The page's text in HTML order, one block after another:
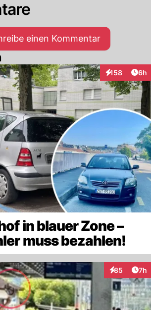
einen Kommentar
158
Interaktionen
6h
in blauer Zone –
muss bezahlen!
85
Interaktionen
7h